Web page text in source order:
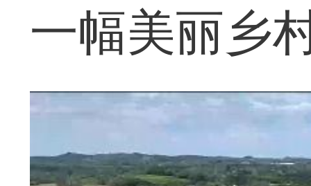
一幅美丽乡